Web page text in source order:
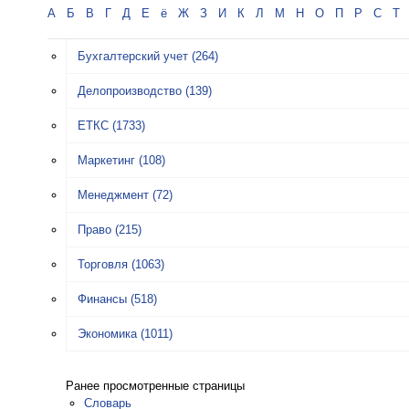
А Б В Г Д Е ё Ж З И К Л М Н О П Р С Т
Бухгалтерский учет (264)
Делопроизводство (139)
ЕТКС (1733)
Маркетинг (108)
Менеджмент (72)
Право (215)
Торговля (1063)
Финансы (518)
Экономика (1011)
Ранее просмотренные страницы
Словарь